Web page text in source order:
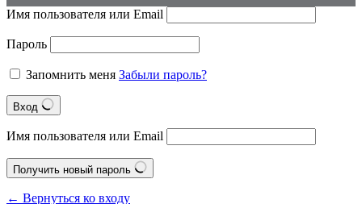
Имя пользователя или Email
Пароль
Запомнить меня Забыли пароль?
Вход
Имя пользователя или Email
Получить новый пароль
← Вернуться ко входу